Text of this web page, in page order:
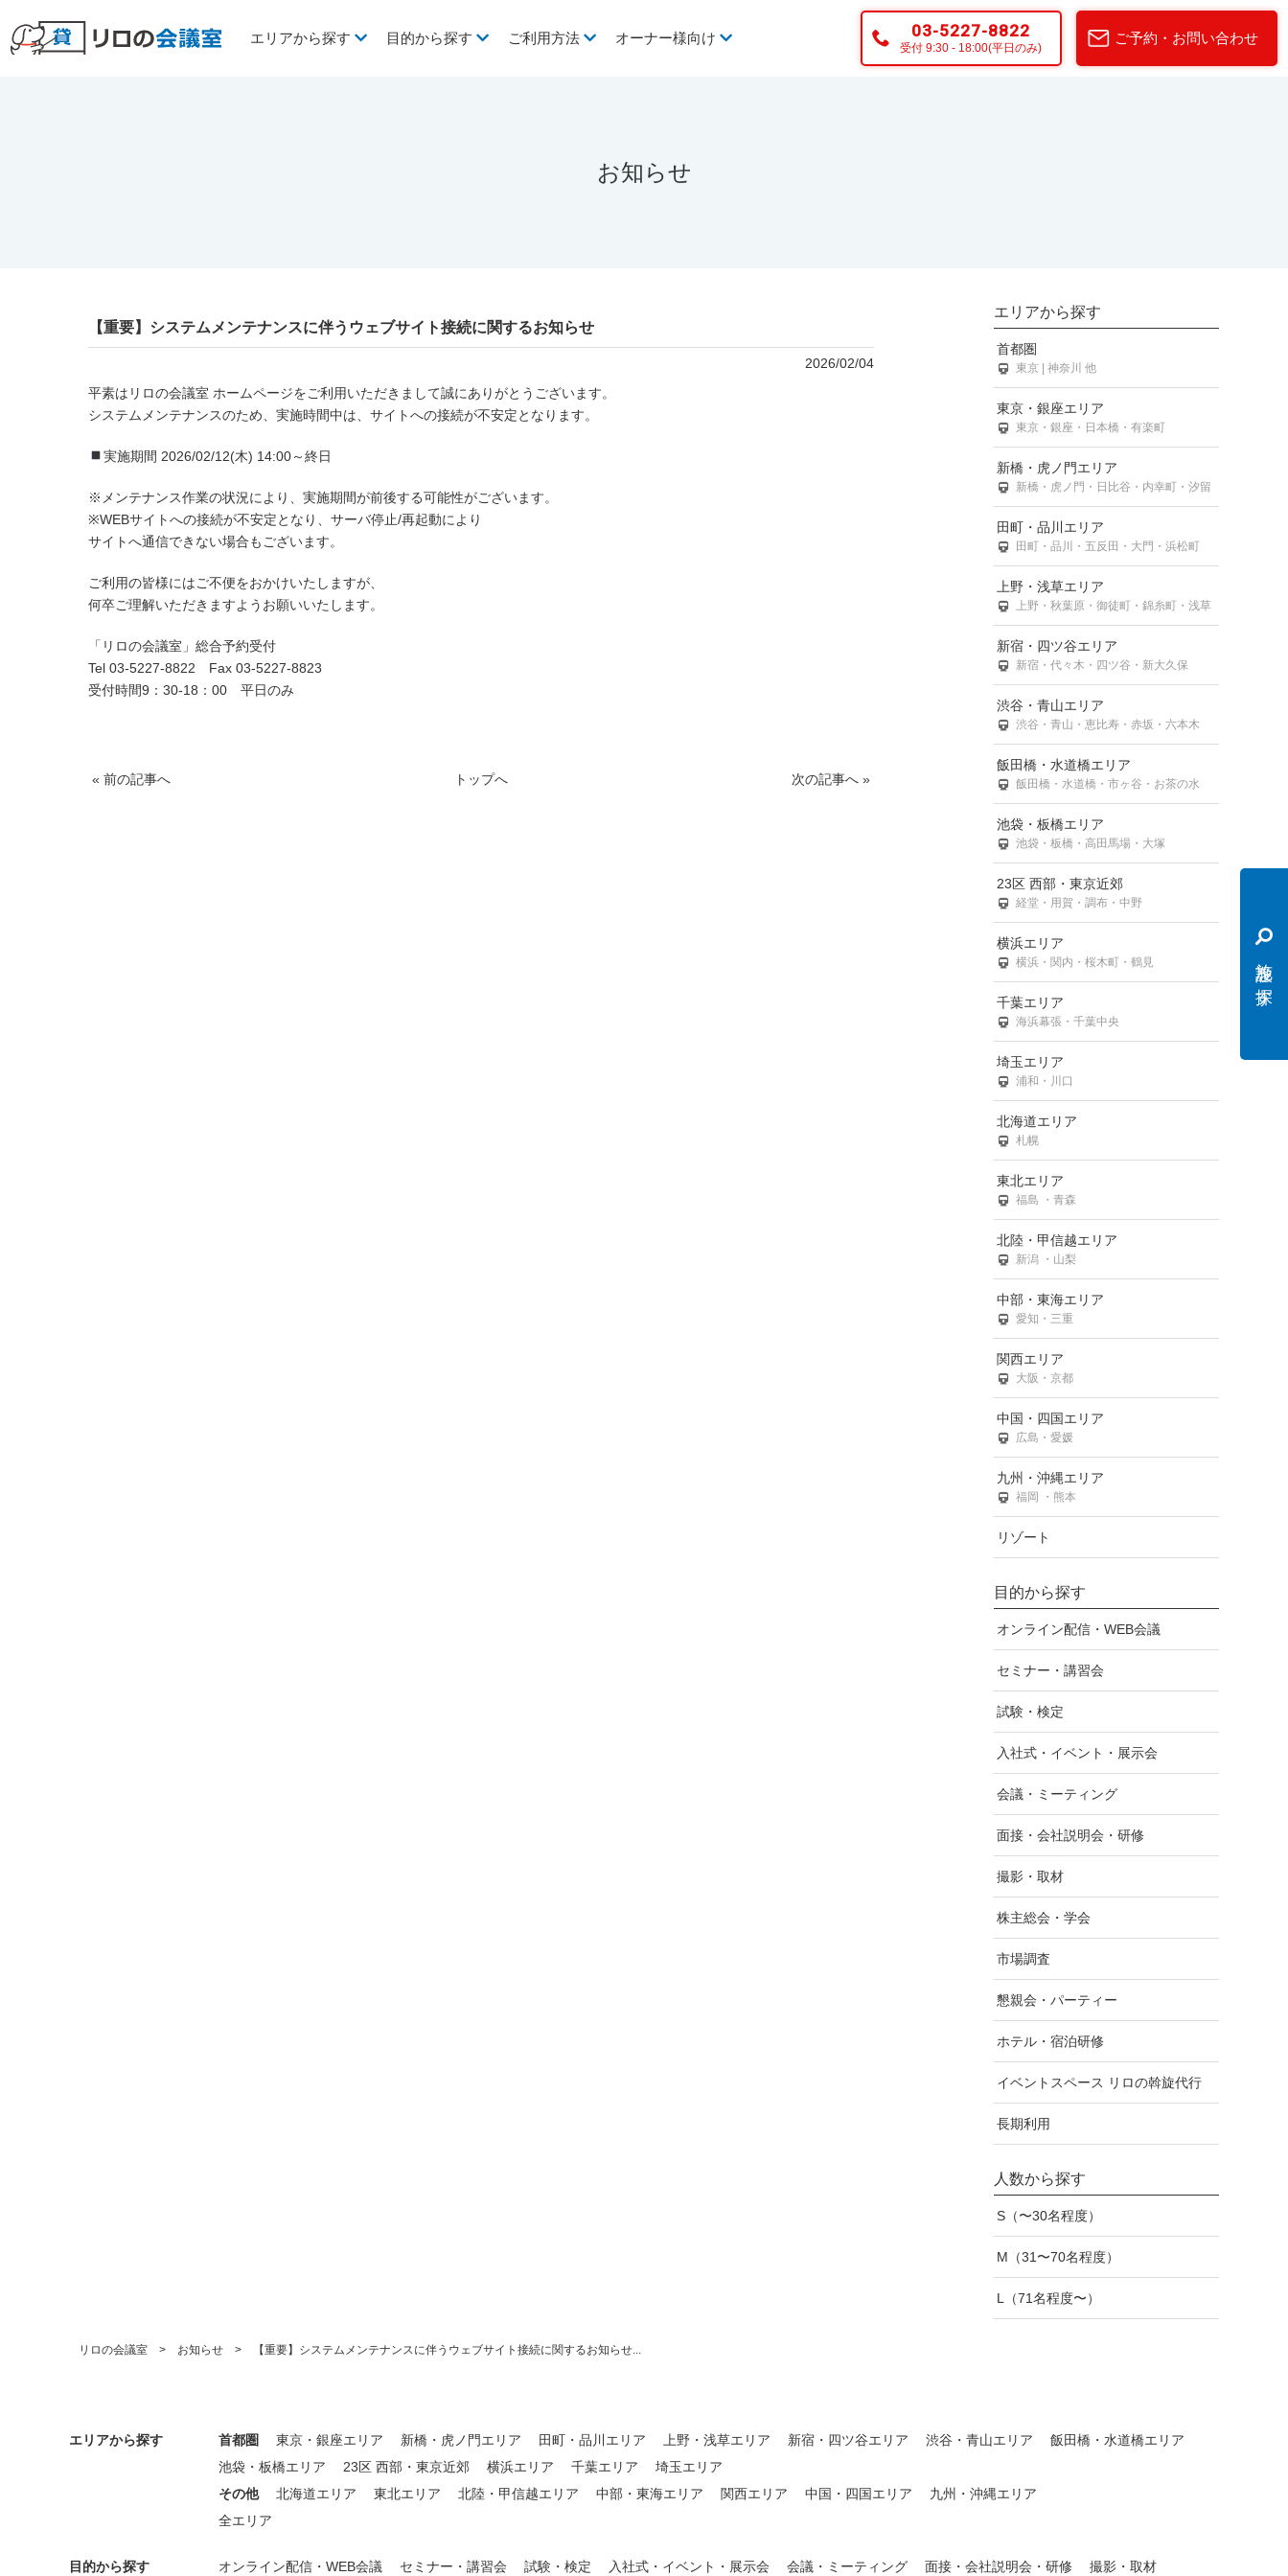
エリアから探す 目的から探す ご利用方法 オーナー様向け 03-5227-8822
受付 9:30 - 18:00(平日のみ)
ご予約・お問い合わせ
施設を探す
お知らせ
【重要】システムメンテナンスに伴うウェブサイト接続に関するお知らせ
2026/02/04
平素はリロの会議室 ホームページをご利用いただきまして誠にありがとうございます。
システムメンテナンスのため、実施時間中は、サイトへの接続が不安定となります。
実施期間 2026/02/12(木) 14:00～終日
※メンテナンス作業の状況により、実施期間が前後する可能性がございます。
※WEBサイトへの接続が不安定となり、サーバ停止/再起動により
サイトへ通信できない場合もございます。
ご利用の皆様にはご不便をおかけいたしますが、
何卒ご理解いただきますようお願いいたします。
「リロの会議室」総合予約受付
Tel 03-5227-8822 Fax 03-5227-8823
受付時間9：30-18：00 平日のみ
« 前の記事へ トップへ 次の記事へ »
エリアから探す
首都圏
東京 | 神奈川 他
東京・銀座エリア
東京・銀座・日本橋・有楽町
新橋・虎ノ門エリア
新橋・虎ノ門・日比谷・内幸町・汐留
田町・品川エリア
田町・品川・五反田・大門・浜松町
上野・浅草エリア
上野・秋葉原・御徒町・錦糸町・浅草
新宿・四ツ谷エリア
新宿・代々木・四ツ谷・新大久保
渋谷・青山エリア
渋谷・青山・恵比寿・赤坂・六本木
飯田橋・水道橋エリア
飯田橋・水道橋・市ヶ谷・お茶の水
池袋・板橋エリア
池袋・板橋・高田馬場・大塚
23区 西部・東京近郊
経堂・用賀・調布・中野
横浜エリア
横浜・関内・桜木町・鶴見
千葉エリア
海浜幕張・千葉中央
埼玉エリア
浦和・川口
北海道エリア
札幌
東北エリア
福島 ・青森
北陸・甲信越エリア
新潟 ・山梨
中部・東海エリア
愛知・三重
関西エリア
大阪・京都
中国・四国エリア
広島・愛媛
九州・沖縄エリア
福岡 ・熊本
リゾート
目的から探す
オンライン配信・WEB会議
セミナー・講習会
試験・検定
入社式・イベント・展示会
会議・ミーティング
面接・会社説明会・研修
撮影・取材
株主総会・学会
市場調査
懇親会・パーティー
ホテル・宿泊研修
イベントスペース リロの斡旋代行
長期利用
人数から探す
S（〜30名程度）
M（31〜70名程度）
L（71名程度〜）
リロの会議室 お知らせ 【重要】システムメンテナンスに伴うウェブサイト接続に関するお知らせ...
エリアから探す 首都圏 東京・銀座エリア 新橋・虎ノ門エリア 田町・品川エリア 上野・浅草エリア 新宿・四ツ谷エリア 渋谷・青山エリア
飯田橋・水道橋エリア
池袋・板橋エリア
23区 西部・東京近郊 横浜エリア 千葉エリア
埼玉エリア
その他
北海道エリア 東北エリア 北陸・甲信越エリア 中部・東海エリア 関西エリア 中国・四国エリア
九州・沖縄エリア
全エリア
目的から探す オンライン配信・WEB会議 セミナー・講習会 試験・検定 入社式・イベント・展示会 会議・ミーティング 面接・会社説明会・研修 撮影・取材